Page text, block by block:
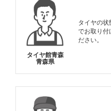
タイヤ館青森
青森県
タイヤの
でお取り付
ださい。